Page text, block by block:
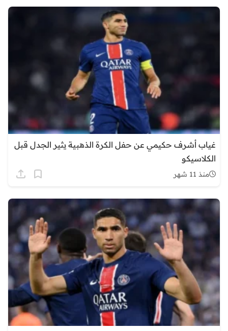
غياب أشرف حكيمي عن حفل الكرة الذهبية يثير الجدل قبل
الكلاسيكو
منذ 11 شهر